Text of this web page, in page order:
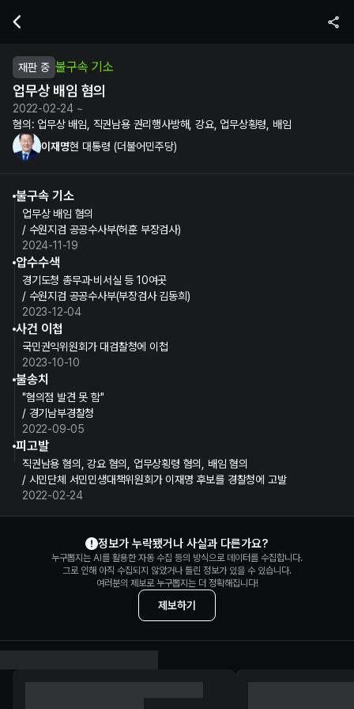
재판 중 불구속 기소
업무상 배임 혐의
2022-02-24 ~
혐의: 업무상 배임, 직권남용 권리행사방해, 강요, 업무상횡령, 배임
이재명현 대통령 (더불어민주당)
불구속 기소
업무상 배임 혐의
/ 수원지검 공공수사부(허훈 부장검사)
2024-11-19
압수수색
경기도청 총무과·비서실 등 10여곳
/ 수원지검 공공수사부(부장검사 김동희)
2023-12-04
사건 이첩
국민권익위원회가 대검찰청에 이첩
2023-10-10
불송치
"혐의점 발견 못 함"
/ 경기남부경찰청
2022-09-05
피고발
직권남용 혐의, 강요 혐의, 업무상횡령 혐의, 배임 혐의
/ 시민단체 서민민생대책위원회가 이재명 후보를 경찰청에 고발
2022-02-24
정보가 누락됐거나 사실과 다른가요?
누구뽑지는 AI를 활용한 자동 수집 등의 방식으로 데이터를 수집합니다.
그로 인해 아직 수집되지 않았거나 틀린 정보가 있을 수 있습니다.
여러분의 제보로 누구뽑지는 더 정확해집니다!
제보하기